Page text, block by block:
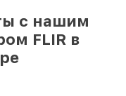
с нашим
FLIR в